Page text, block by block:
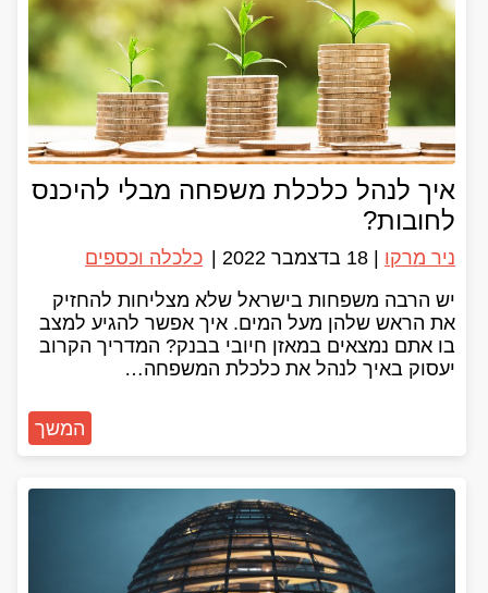
איך לנהל כלכלת משפחה מבלי להיכנס
לחובות?
ניר מרקו 18 בדצמבר 2022
כלכלה וכספים
יש הרבה משפחות בישראל שלא מצליחות להחזיק
את הראש שלהן מעל המים. איך אפשר להגיע למצב
בו אתם נמצאים במאזן חיובי בבנק? המדריך הקרוב
יעסוק באיך לנהל את כלכלת המשפחה…
המשך